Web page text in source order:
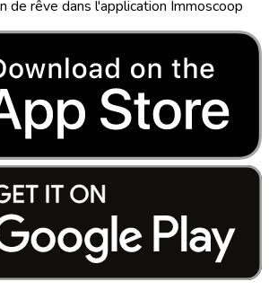
de rêve dans l'application Immoscoop